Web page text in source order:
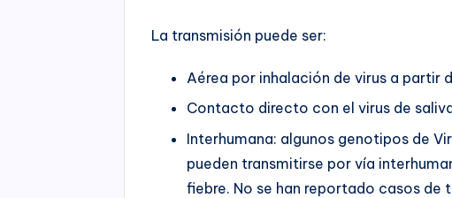
La transmisión puede ser:
Aérea por inhalación de virus a partir
Contacto directo con el virus de
Interhumana: algunos genotipos de
pueden transmitirse por vía
fiebre. No se han reportado casos de